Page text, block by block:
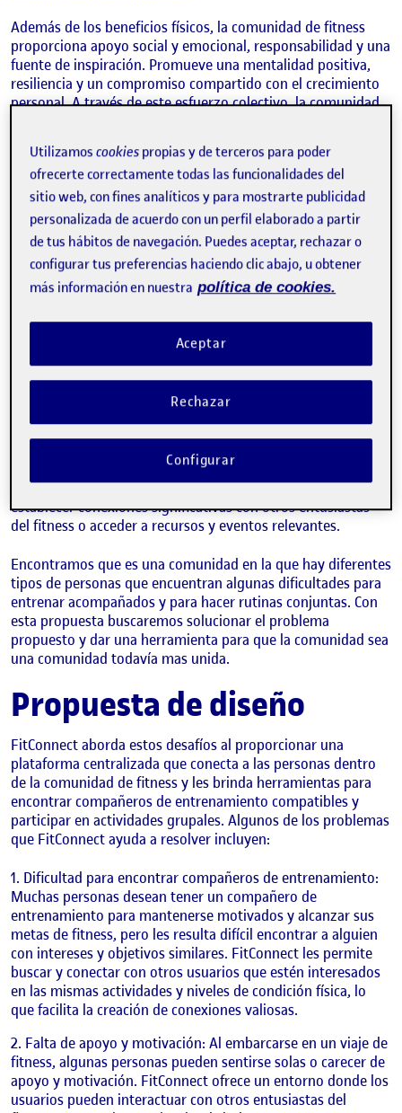
Además de los beneficios físicos, la comunidad de fitness
proporciona apoyo social y emocional, responsabilidad y una
fuente de inspiración. Promueve una mentalidad positiva,
resiliencia y un compromiso compartido con el crecimiento
personal. A través de este esfuerzo colectivo, la comunidad
construyen relaciones duraderas con personas de ideas
afines.
En general, la comunidad de fitness sirve como un centro de
motivación, aliento y entusiasmo compartido por el fitness,
empoderando a las personas para prosperar en su viaje de
fitness y cultivar un estilo de vida más saludable y
satisfactorio.
Problemáticas
encontradas
Buscamos resolver el problema de la falta de conectividad y
apoyo en la comunidad de fitness. Aunque hay muchas
personas interesadas en llevar un estilo de vida saludable y
activo, a menudo pueden encontrarse con dificultades para
encontrar compañeros de entrenamiento adecuados,
establecer conexiones significativas con otros entusiastas
del fitness o acceder a recursos y eventos relevantes.
Encontramos que es una comunidad en la que hay diferentes
tipos de personas que encuentran algunas dificultades para
entrenar acompañados y para hacer rutinas conjuntas. Con
esta propuesta buscaremos solucionar el problema
propuesto y dar una herramienta para que la comunidad sea
una comunidad todavía mas unida.
Propuesta de diseño
FitConnect aborda estos desafíos al proporcionar una
plataforma centralizada que conecta a las personas dentro
de la comunidad de fitness y les brinda herramientas para
encontrar compañeros de entrenamiento compatibles y
participar en actividades grupales. Algunos de los problemas
que FitConnect ayuda a resolver incluyen:
Dificultad para encontrar compañeros de entrenamiento:
Muchas personas desean tener un compañero de
entrenamiento para mantenerse motivados y alcanzar sus
metas de fitness, pero les resulta difícil encontrar a alguien
con intereses y objetivos similares. FitConnect les permite
buscar y conectar con otros usuarios que estén interesados
en las mismas actividades y niveles de condición física, lo
que facilita la creación de conexiones valiosas.
Falta de apoyo y motivación: Al embarcarse en un viaje de
fitness, algunas personas pueden sentirse solas o carecer de
apoyo y motivación. FitConnect ofrece un entorno donde los
usuarios pueden interactuar con otros entusiastas del
Utilizamoscookies propias y de terceros para poder
ofrecerte correctamente todas las funcionalidades del
sitio web, con fines analíticos y para mostrarte publicidad
personalizada de acuerdo con un perfil elaborado a partir
de tus hábitos de navegación. Puedes aceptar, rechazar o
configurar tus preferencias haciendo clic abajo, u obtener
más información en nuestra política de cookies.
Rechazar
Aceptar
Configurar